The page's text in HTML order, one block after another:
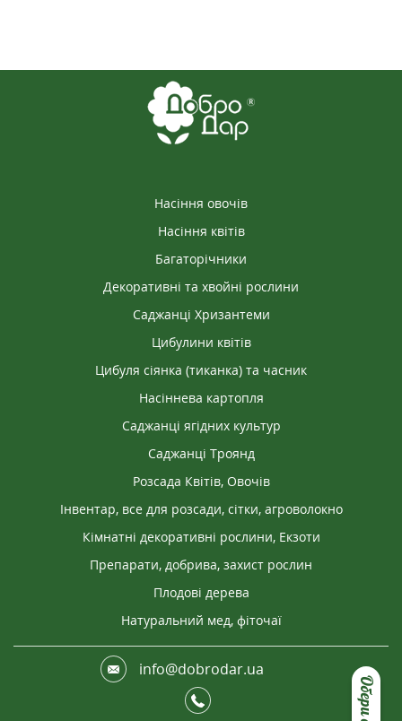
Насіння овочів
Насіння квітів
Багаторічники
Декоративні та хвойні рослини
Саджанці Хризантеми
Цибулини квітів
Цибуля сіянка (тиканка) та часник
Насіннева картопля
Саджанці ягідних культур
Саджанці Троянд
Розсада Квітів, Овочів
Інвентар, все для розсади, сітки, агроволокно
Кімнатні декоративні рослини, Екзоти
Препарати, добрива, захист рослин
Плодові дерева
Натуральний мед, фіточаї
info@dobrodar.ua